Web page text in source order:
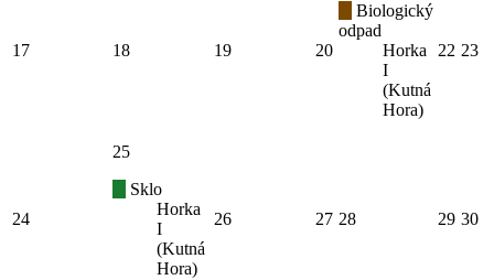
17 18 19 20
Biologický
odpad
Horka
I
(Kutná
Hora)
22 23
24
25
Sklo
Horka
I
(Kutná
Hora)
26 27 28 29 30